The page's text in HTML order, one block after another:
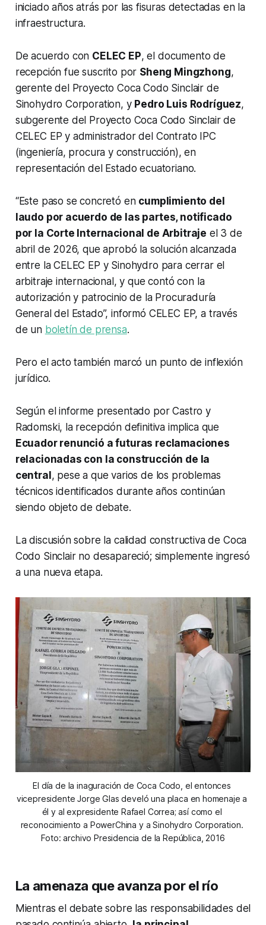
iniciado años atrás por las fisuras detectadas en la
infraestructura.
De acuerdo con CELEC EP, el documento de
recepción fue suscrito por Sheng Mingzhong,
gerente del Proyecto Coca Codo Sinclair de
Sinohydro Corporation, y Pedro Luis Rodríguez,
subgerente del Proyecto Coca Codo Sinclair de
CELEC EP y administrador del Contrato IPC
(ingeniería, procura y construcción), en
representación del Estado ecuatoriano.
“Este paso se concretó en cumplimiento del
laudo por acuerdo de las partes, notificado
por la Corte Internacional de Arbitraje el 3 de
abril de 2026, que aprobó la solución alcanzada
entre la CELEC EP y Sinohydro para cerrar el
arbitraje internacional, y que contó con la
autorización y patrocinio de la Procuraduría
General del Estado”, informó CELEC EP, a través
de un boletín de prensa.
Pero el acto también marcó un punto de inflexión
jurídico.
Según el informe presentado por Castro y
Radomski, la recepción definitiva implica que
Ecuador renunció a futuras reclamaciones
relacionadas con la construcción de la
central, pese a que varios de los problemas
técnicos identificados durante años continúan
siendo objeto de debate.
La discusión sobre la calidad constructiva de Coca
Codo Sinclair no desapareció; simplemente ingresó
a una nueva etapa.
El día de la inaguración de Coca Codo, el entonces
vicepresidente Jorge Glas develó una placa en homenaje a
él y al expresidente Rafael Correa; así como el
reconocimiento a PowerChina y a Sinohydro Corporation.
Foto: archivo Presidencia de la República, 2016
La amenaza que avanza por el río
Mientras el debate sobre las responsabilidades del